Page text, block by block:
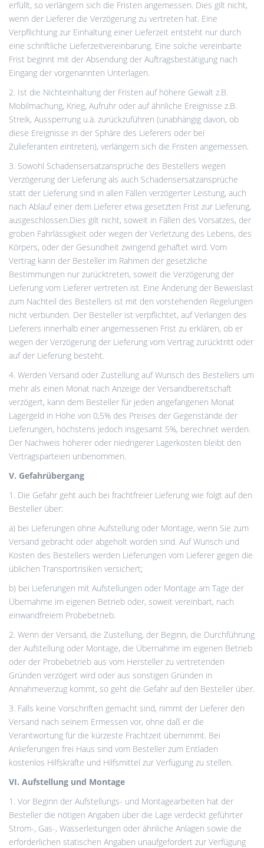
erfüllt, so verlängern sich die Fristen angemessen. Dies gilt nicht,
wenn der Lieferer die Verzögerung zu vertreten hat. Eine
Verpflichtung zur Einhaltung einer Lieferzeit entsteht nur durch
eine schriftliche Lieferzeitvereinbarung. Eine solche vereinbarte
Frist beginnt mit der Absendung der Auftragsbestätigung nach
Eingang der vorgenannten Unterlagen.
2. Ist die Nichteinhaltung der Fristen auf höhere Gewalt z.B.
Mobilmachung, Krieg, Aufruhr oder auf ähnliche Ereignisse z.B.
Streik, Aussperrung u.ä. zurückzuführen (unabhängig davon, ob
diese Ereignisse in der Sphäre des Lieferers oder bei
Zulieferanten eintreten), verlängern sich die Fristen angemessen.
3. Sowohl Schadensersatzansprüche des Bestellers wegen
Verzögerung der Lieferung als auch Schadensersatzansprüche
statt der Lieferung sind in allen Fällen verzögerter Leistung, auch
nach Ablauf einer dem Lieferer etwa gesetzten Frist zur Lieferung,
ausgeschlossen.Dies gilt nicht, soweit in Fällen des Vorsatzes, der
groben Fahrlässigkeit oder wegen der Verletzung des Lebens, des
Körpers, oder der Gesundheit zwingend gehaftet wird. Vom
Vertrag kann der Besteller im Rahmen der gesetzliche
Bestimmungen nur zurücktreten, soweit die Verzögerung der
Lieferung vom Lieferer vertreten ist. Eine Änderung der Beweislast
zum Nachteil des Bestellers ist mit den vorstehenden Regelungen
nicht verbunden. Der Besteller ist verpflichtet, auf Verlangen des
Lieferers innerhalb einer angemessenen Frist zu erklären, ob er
wegen der Verzögerung der Lieferung vom Vertrag zurücktritt oder
auf der Lieferung besteht.
4. Werden Versand oder Zustellung auf Wunsch des Bestellers um
mehr als einen Monat nach Anzeige der Versandbereitschaft
verzögert, kann dem Besteller für jeden angefangenen Monat
Lagergeld in Höhe von 0,5% des Preises der Gegenstände der
Lieferungen, höchstens jedoch insgesamt 5%, berechnet werden.
Der Nachweis höherer oder niedrigerer Lagerkosten bleibt den
Vertragsparteien unbenommen.
V. Gefahrübergang
1. Die Gefahr geht auch bei frachtfreier Lieferung wie folgt auf den
Besteller über:
a) bei Lieferungen ohne Aufstellung oder Montage, wenn Sie zum
Versand gebracht oder abgeholt worden sind. Auf Wunsch und
Kosten des Bestellers werden Lieferungen vom Lieferer gegen die
üblichen Transportrisiken versichert;
b) bei Lieferungen mit Aufstellungen oder Montage am Tage der
Übernahme im eigenen Betrieb oder, soweit vereinbart, nach
einwandfreiem Probebetrieb.
2. Wenn der Versand, die Zustellung, der Beginn, die Durchführung
der Aufstellung oder Montage, die Übernahme im eigenen Betrieb
oder der Probebetrieb aus vom Hersteller zu vertretenden
Gründen verzögert wird oder aus sonstigen Gründen in
Annahmeverzug kommt, so geht die Gefahr auf den Besteller über.
3. Falls keine Vorschriften gemacht sind, nimmt der Lieferer den
Versand nach seinem Ermessen vor, ohne daß er die
Verantwortung für die kürzeste Frachtzeit übernimmt. Bei
Anlieferungen frei Haus sind vom Besteller zum Entladen
kostenlos Hilfskräfte und Hilfsmittel zur Verfügung zu stellen.
VI. Aufstellung und Montage
1. Vor Beginn der Aufstellungs- und Montagearbeiten hat der
Besteller die nötigen Angaben über die Lage verdeckt geführter
Strom-, Gas-, Wasserleitungen oder ähnliche Anlagen sowie die
erforderlichen statischen Angaben unaufgefordert zur Verfügung